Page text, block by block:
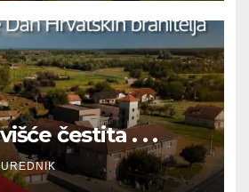
čestita . . .
UREDNIK